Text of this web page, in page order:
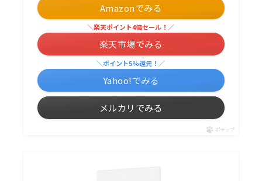
Amazonでみる
＼楽天ポイント4倍セール！／
楽天市場でみる
＼ポイント5%還元！／
Yahoo!でみる
メルカリでみる
ポチップ